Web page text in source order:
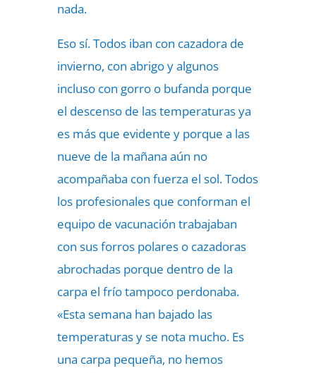
nada.
Eso sí. Todos iban con cazadora de
invierno, con abrigo y algunos
incluso con gorro o bufanda porque
el descenso de las temperaturas ya
es más que evidente y porque a las
nueve de la mañana aún no
acompañaba con fuerza el sol. Todos
los profesionales que conforman el
equipo de vacunación trabajaban
con sus forros polares o cazadoras
abrochadas porque dentro de la
carpa el frío tampoco perdonaba.
«Esta semana han bajado las
temperaturas y se nota mucho. Es
una carpa pequeña, no hemos